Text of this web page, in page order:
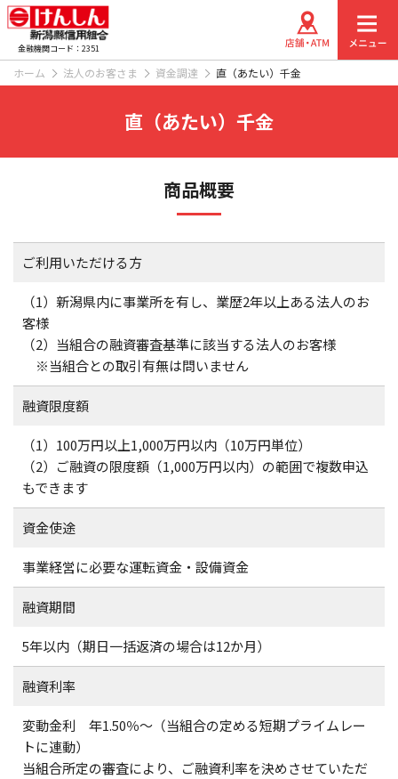
金融機関コード：2351
ホーム 法人のお客さま 資金調達 直（あたい）千金
直（あたい）千金
商品概要
ご利用いただける方
（1）新潟県内に事業所を有し、業歴2年以上ある法人のお
客様
（2）当組合の融資審査基準に該当する法人のお客様
※当組合との取引有無は問いません
融資限度額
（1）100万円以上1,000万円以内（10万円単位）
（2）ご融資の限度額（1,000万円以内）の範囲で複数申込
もできます
資金使途
事業経営に必要な運転資金・設備資金
融資期間
5年以内（期日一括返済の場合は12か月）
融資利率
変動金利 年1.50％～（当組合の定める短期プライムレー
トに連動）
当組合所定の審査により、ご融資利率を決めさせていただ